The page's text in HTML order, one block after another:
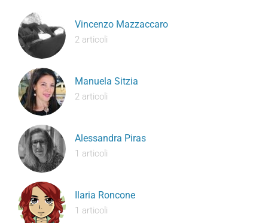
Vincenzo Mazzaccaro
2 articoli
Manuela Sitzia
2 articoli
Alessandra Piras
1 articoli
Ilaria Roncone
1 articoli